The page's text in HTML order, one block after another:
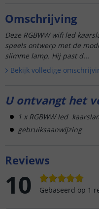
Omschrijving
Deze RGBWW wifi led
speels ontwerp met de
slimme lamp. Hij past d...
Bekijk volledige
U ontvangt het
1 x RGBWW led
gebruiksaanwijzing
Reviews
10 Gebaseerd op 1